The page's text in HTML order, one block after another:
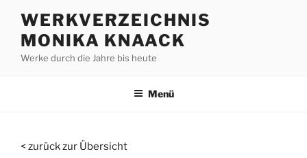
Inhalt
springen
WERKVERZEICHNIS
MONIKA KNAACK
Werke durch die Jahre bis heute
Menü
< zurück zur Übersicht